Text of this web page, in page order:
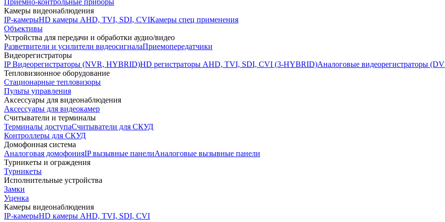
Приемно-контрольные приборы
Камеры видеонаблюдения
IP-камерыHD камеры AHD, TVI, SDI, CVIКамеры спец применения
Объективы
Устройства для передачи и обработки аудио/видео
Разветвители и усилители видеосигналаПриемопередатчики
Видеорегистраторы
IP Видеорегистраторы (NVR, HYBRID)HD регистраторы AHD, TVI, SDI, CVI (3-HYBRID)Аналоговые видеорегистраторы
Тепловизионное оборудование
Стационарные тепловизоры
Пульты управления
Аксессуары для видеонаблюдения
Аксессуары для видеокамер
Считыватели и терминалы
Терминалы доступаСчитыватели для СКУД
Контроллеры для СКУД
Домофонная система
Аналоговая домофонияIP вызывные панелиАналоговые вызывные панели
Турникеты и ограждения
Турникеты
Исполнительные устройства
Замки
Уценка
Камеры видеонаблюдения
IP-камерыHD камеры AHD, TVI, SDI, CVI